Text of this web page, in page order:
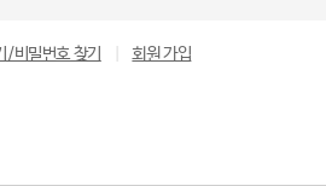
비밀번호 찾기 회원 가입